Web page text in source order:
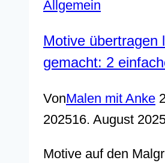
Allgemein
Motive übertragen
gemacht: 2
VonMalen mit Anke
202516. August
Motive auf den